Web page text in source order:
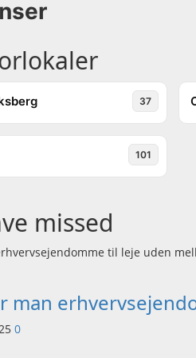
37
101
missed
man
0